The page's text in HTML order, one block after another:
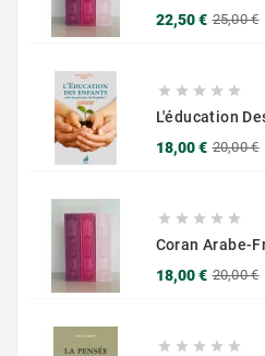
22,50 € 25,00 €
    
18,00 € 20,00 €
    
18,00 € 20,00 €
    